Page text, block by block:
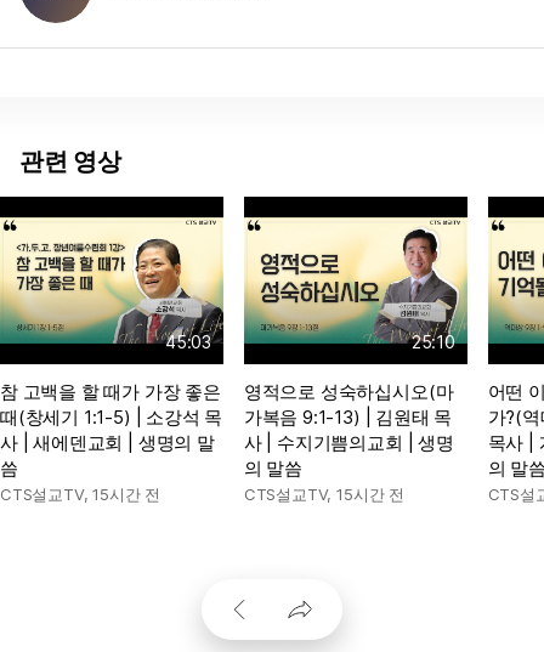
관련 영상
45:03
참 고백을 할 때가 가장 좋은
때(창세기 1:1-5) | 소강석 목
사 | 새에덴교회 | 생명의 말
씀
CTS설교TV,15시간 전
25:10
영적으로 성숙하십시오(마
가복음 9:1-13) | 김원태 목
사 | 수지기쁨의교회 | 생명
의 말씀
CTS설교TV,15시간 전
어떤
가?(
목사 |
의 말
CTS설